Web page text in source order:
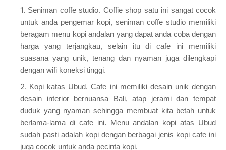
Seniman coffe studio. Coffie shop satu ini sangat cocok
untuk anda pengemar kopi, seniman coffe studio memiliki
beragam menu kopi andalan yang dapat anda coba dengan
harga yang terjangkau, selain itu di cafe ini memiliki
suasana yang unik, tenang dan nyaman juga dilengkapi
dengan wifi koneksi tinggi.
Kopi katas Ubud. Cafe ini memiliki desain unik dengan
desain interior bernuansa Bali, atap jerami dan tempat
duduk yang nyaman sehingga membuat kita betah untuk
berlama-lama di cafe ini. Menu andalan kopi atas Ubud
sudah pasti adalah kopi dengan berbagai jenis kopi cafe ini
juga cocok untuk anda pecinta kopi.